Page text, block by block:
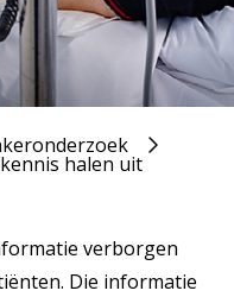
halen uit
verborgen
Die informatie